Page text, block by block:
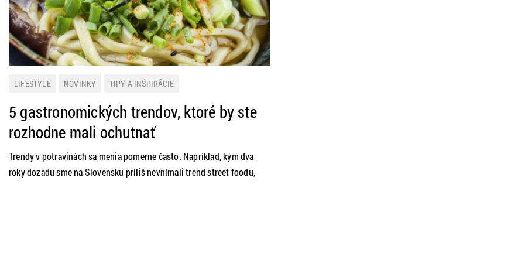
LIFESTYLE NOVINKY TIPY A INŠPIRÁCIE
5 gastronomických trendov, ktoré by ste
rozhodne mali ochutnať
Trendy v potravinách sa menia pomerne často. Napríklad, kým dva
roky dozadu sme na Slovensku príliš nevnímali trend street foodu,